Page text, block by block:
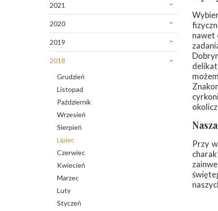
Wrzesień
Sierpień
Czerwiec
Styczeń
Październik
Wrzesień
Sierpień
Czerwiec
Maj
Kwiecień
Marzec
Styczeń
2021
Listopad
Październik
Wrzesień
Sierpień
Maj
Kwiecień
Marzec
Luty
Styczeń
2020
Grudzień
Listopad
Wrzesień
Sierpień
Lipiec
Czerwiec
Maj
Kwiecień
Styczeń
2019
Grudzień
Listopad
Październik
Luty
Styczeń
2018
Grudzień
Listopad
Październik
Wrzesień
Sierpień
Lipiec
Czerwiec
Kwiecień
Marzec
Luty
Styczeń
nawet
Przy